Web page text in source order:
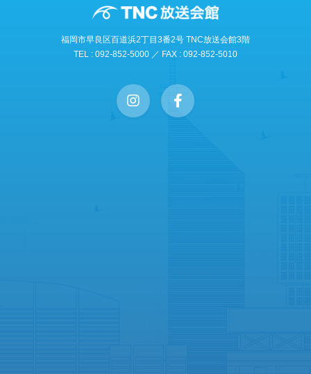
福岡市早良区百道浜2丁目3番2号 TNC放送会館3階
TEL : 092-852-5000 ／ FAX : 092-852-5010